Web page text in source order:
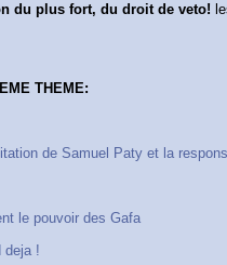
du plus fort, du droit de veto!
THEME:
de Samuel Paty et la
le pouvoir des Gafa
deja !